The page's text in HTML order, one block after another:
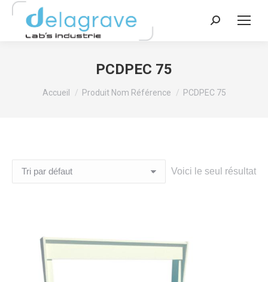
Recherche
PCDPEC 75
Vous êtes ici :
Accueil Produit Nom Référence PCDPEC 75
Voici le seul résultat